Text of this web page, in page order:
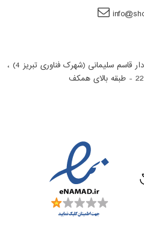
دفتر مرکزی : تبریز - شهرک صنعتی سردار قاسم سلیمانی (شهرک فناوری تبریز 4) ،